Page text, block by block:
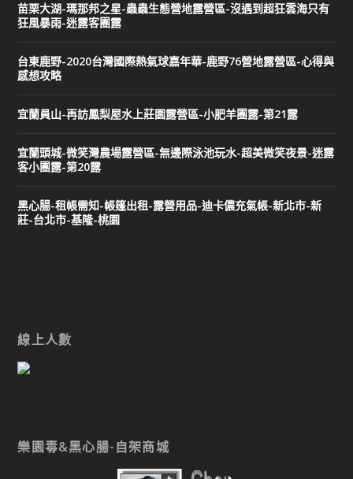
苗栗大湖-瑪那邦之星-蟲蟲生態營地露營區-沒遇到超狂雲海只有
狂風暴雨-迷露客團露
台東鹿野-2020台灣國際熱氣球嘉年華-鹿野76營地露營區-心得與
感想攻略
宜蘭員山-再訪鳳梨屋水上莊園露營區-小肥羊團露-第21露
宜蘭頭城-微笑灣農場露營區-無邊際泳池玩水-超美微笑夜景-迷露
客小團露-第20露
黑心腸-租帳需知-帳篷出租-露營用品-迪卡儂充氣帳-新北市-新
莊-台北市-基隆-桃園
線上人數
樂園毒&黑心腸-自架商城